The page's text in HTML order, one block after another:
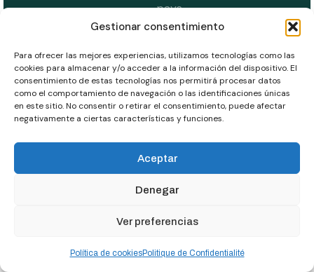
Gestionar consentimiento
Para ofrecer las mejores experiencias, utilizamos tecnologías como las
cookies para almacenar y/o acceder a la información del dispositivo. El
consentimiento de estas tecnologías nos permitirá procesar datos
como el comportamiento de navegación o las identificaciones únicas
en este sitio. No consentir o retirar el consentimiento, puede afectar
negativamente a ciertas características y funciones.
Aceptar
Denegar
Ver preferencias
Política de cookiesPolitique de Confidentialité
pays.
Accueil
Services
Nos produits
Blog
C/Polop, Pol. I I-8,
Ptda. Cachapet,
03330, Crevillente
(Alicante), España.
T: +34 610 95 84
info@codisca.com
Politique de Confidentialité